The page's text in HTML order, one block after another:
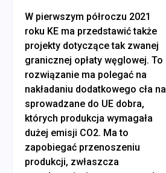
W pierwszym półroczu 2021
roku KE ma przedstawić także
projekty dotyczące tak zwanej
granicznej opłaty węglowej. To
rozwiązanie ma polegać na
nakładaniu dodatkowego cła na
sprowadzane do UE dobra,
których produkcja wymagała
dużej emisji CO2. Ma to
zapobiegać przenoszeniu
produkcji, zwłaszcza